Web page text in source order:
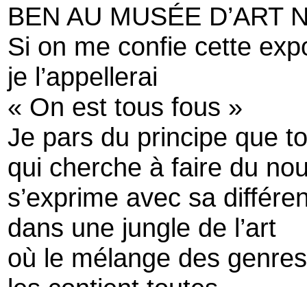
BEN AU MUSÉE D’ART
Si on me confie cette
je l’appellerai
« On est tous fous »
Je pars du principe que
qui cherche à faire du
s’exprime avec sa
dans une jungle de l’art
où le mélange des genres